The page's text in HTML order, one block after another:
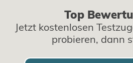
Top
Jetzt kostenlosen
probieren, dann